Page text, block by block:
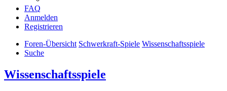
FAQ
Anmelden
Registrieren
Foren-Übersicht Schwerkraft-Spiele Wissenschaftsspiele
Suche
Wissenschaftsspiele